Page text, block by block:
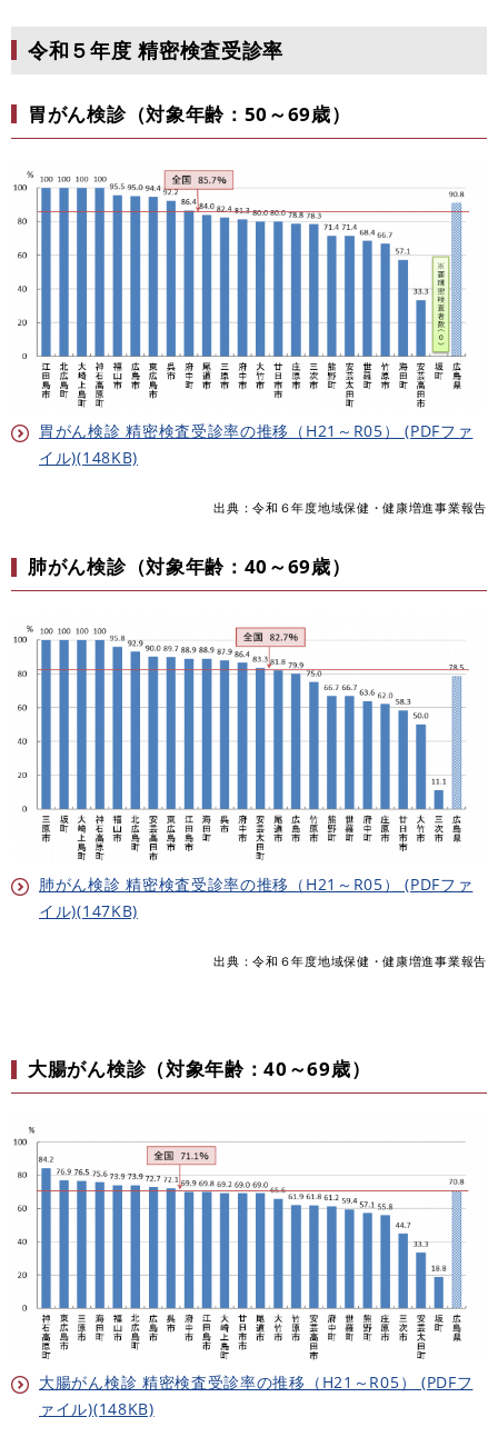
令和５年度 精密検査受診率
胃がん検診（対象年齢：50～69歳）
胃がん検診 精密検査受診率の推移（H21～R05） (PDFファ
イル)(148KB)
出典：令和６年度地域保健・健康増進事業報告
肺がん検診（対象年齢：40～69歳）
肺がん検診 精密検査受診率の推移（H21～R05） (PDFファ
イル)(147KB)
出典：令和６年度地域保健・健康増進事業報告
大腸がん検診（対象年齢：40～69歳）
大腸がん検診 精密検査受診率の推移（H21～R05） (PDFフ
ァイル)(148KB)